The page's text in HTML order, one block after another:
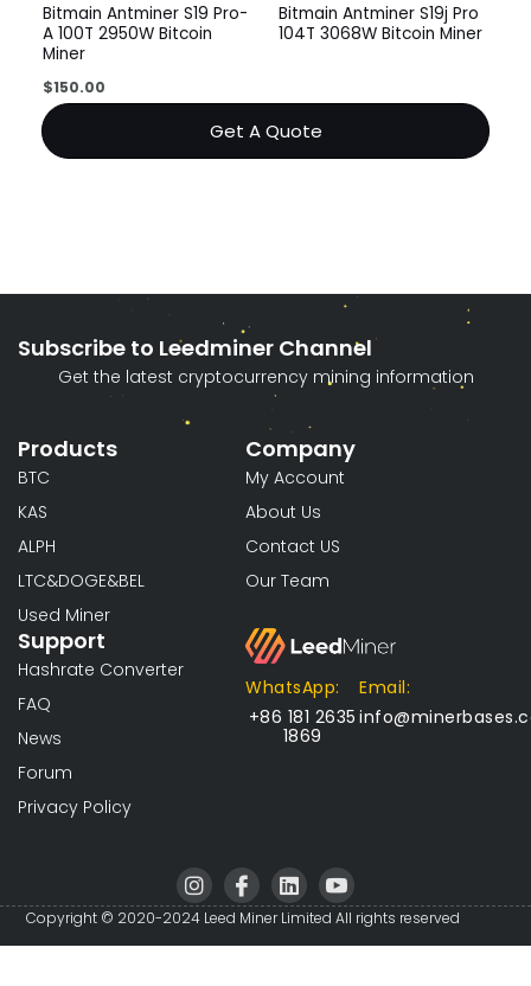
Bitmain Antminer S19 Pro-
A 100T 2950W Bitcoin
Miner
$150.00
Bitmain Antminer S19j Pro
104T 3068W Bitcoin Miner
Get A Quote
Subscribe to Leedminer Channel
Get the latest cryptocurrency mining information
Products
BTC
KAS
ALPH
LTC&DOGE&BEL
Used Miner
Support
Hashrate Converter
FAQ
News
Forum
Privacy Policy
Company
My Account
About Us
Contact US
Our Team
WhatsApp:
+86 181 2635
1869
Email:
I
n
s
t
I
c
o
n
L
i
n
k
I
c
o
n
Copyright © 2020-2024 Leed Miner Limited All rights reserved